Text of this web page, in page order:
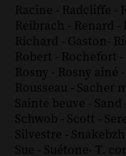
Racine - Radcliffe -
Reibrach - Renard -
Richard - Gaston-
Robert - Rochefort -
Rosny - Rosny aîné -
Rousseau - Sacher
Sainte beuve - Sand
Schwob - Scott -
Silvestre - Snakebzh
Sue - Suétone- T.